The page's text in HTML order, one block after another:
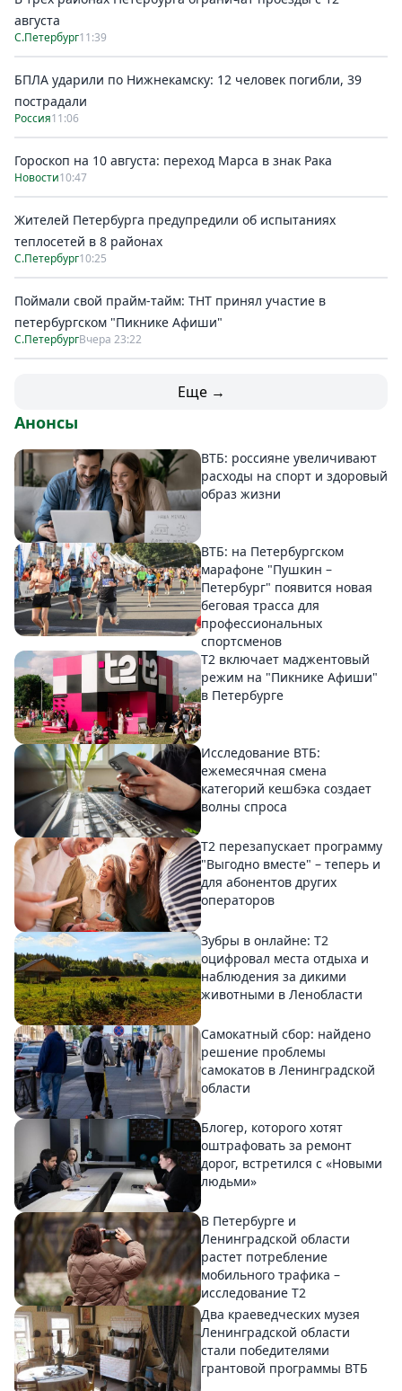
августа
С.Петербург11:39
БПЛА ударили по Нижнекамску: 12 человек погибли, 39
пострадали
Россия11:06
Гороскоп на 10 августа: переход Марса в знак Рака
Новости10:47
Жителей Петербурга предупредили об испытаниях
теплосетей в 8 районах
С.Петербург10:25
Поймали свой прайм-тайм: ТНТ принял участие в
петербургском "Пикнике Афиши"
С.ПетербургВчера 23:22
Еще →
Анонсы
ВТБ: россияне увеличивают
расходы на спорт и здоровый
образ жизни
ВТБ: на Петербургском
марафоне "Пушкин –
Петербург" появится новая
беговая трасса для
профессиональных
спортсменов
Т2 включает маджентовый
режим на "Пикнике Афиши"
в Петербурге
Исследование ВТБ:
ежемесячная смена
категорий кешбэка создает
волны спроса
Т2 перезапускает программу
"Выгодно вместе" – теперь и
для абонентов других
операторов
Зубры в онлайне: Т2
оцифровал места отдыха и
наблюдения за дикими
животными в Ленобласти
Самокатный сбор: найдено
решение проблемы
самокатов в Ленинградской
области
Блогер, которого хотят
оштрафовать за ремонт
дорог, встретился с «Новыми
людьми»
В Петербурге и
Ленинградской области
растет потребление
мобильного трафика –
исследование T2
Два краеведческих музея
Ленинградской области
стали победителями
грантовой программы ВТБ